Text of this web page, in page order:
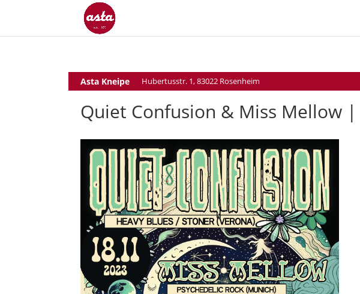
Asta Kneipe Hubertusstr. 1, 83022 Rosenheim
Quiet Confusion & Miss Mellow |